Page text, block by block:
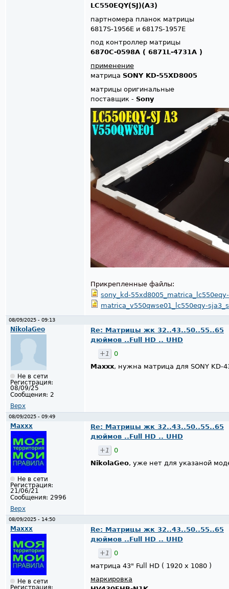
LC550EQY(SJ)(A3)
партномера планок матрицы
6817S-1956E и 6817S-1957E
под контроллер матрицы
6870C-0598A ( 6871L-4731A )
применение
матрица SONY KD-55XD8005
матрицы оригинальные
поставщик - Sony
Прикрепленные файлы:
sony_kd-
matrica_v550qwse01_lc550eqy-
08/09/2025 - 09:13
NikolaGeo
Не в сети
Регистрация:
08/09/25
Сообщения: 2
Верх
Re: Матрицы жк 32..43..50..55..65
дюймов ..Full HD .. UHD
+1
0
Maxxx, нужна матрица для SONY KD-
08/09/2025 - 09:49
Maxxx
Не в сети
Регистрация:
21/06/21
Сообщения: 2996
Верх
Re: Матрицы жк 32..43..50..55..65
дюймов ..Full HD .. UHD
+1
0
NikolaGeo, уже нет для указаной
08/09/2025 - 14:50
Maxxx
Не в сети
Регистрация:
Re: Матрицы жк 32..43..50..55..65
дюймов ..Full HD .. UHD
+1
0
матрица 43" Full HD ( 1920 x 1080 )
маркировка